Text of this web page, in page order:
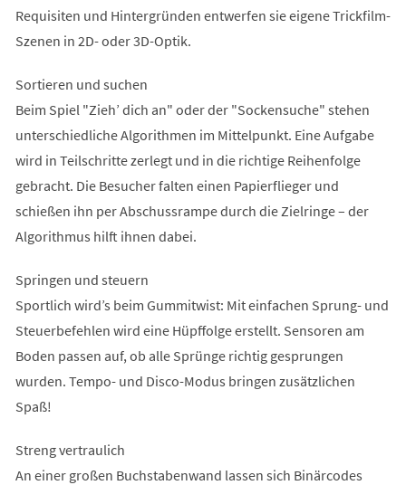
Requisiten und Hintergründen entwerfen sie eigene Trickfilm-
Szenen in 2D- oder 3D-Optik.
Sortieren und suchen
Beim Spiel "Zieh’ dich an" oder der "Sockensuche" stehen
unterschiedliche Algorithmen im Mittelpunkt. Eine Aufgabe
wird in Teilschritte zerlegt und in die richtige Reihenfolge
gebracht. Die Besucher falten einen Papierflieger und
schießen ihn per Abschussrampe durch die Zielringe – der
Algorithmus hilft ihnen dabei.
Springen und steuern
Sportlich wird’s beim Gummitwist: Mit einfachen Sprung- und
Steuerbefehlen wird eine Hüpffolge erstellt. Sensoren am
Boden passen auf, ob alle Sprünge richtig gesprungen
wurden. Tempo- und Disco-Modus bringen zusätzlichen
Spaß!
Streng vertraulich
An einer großen Buchstabenwand lassen sich Binärcodes